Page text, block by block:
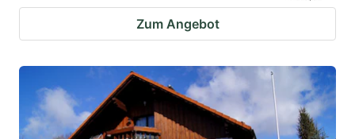
Zum Angebot